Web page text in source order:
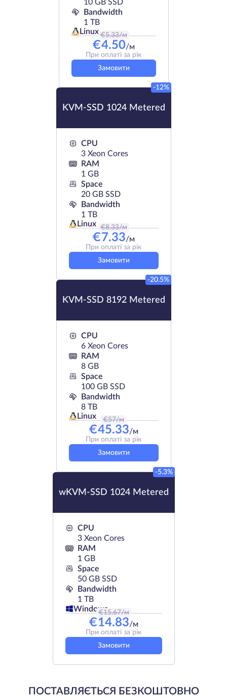
10 GB SSD
Bandwidth
1 TB
Linux €5.33/м
€4.50/м
При оплаті за рік
Замовити
KVM-SSD 1024 Metered
-12%
CPU
3 Xeon Cores
RAM
1 GB
Space
20 GB SSD
Bandwidth
1 TB
Linux €8.33/м
€7.33/м
При оплаті за рік
Замовити
KVM-SSD 8192 Metered
-20.5%
CPU
6 Xeon Cores
RAM
8 GB
Space
100 GB SSD
Bandwidth
8 TB
Linux
€57/м
€45.33/м
При оплаті за рік
Замовити
wKVM-SSD 1024 Metered
-5.3%
CPU
3 Xeon Cores
RAM
1 GB
Space
50 GB SSD
Bandwidth
1 TB
Windows
€15.67/м
€14.83/м
При оплаті за рік
Замовити
ПОСТАВЛЯЄТЬСЯ БЕЗКОШТОВНО